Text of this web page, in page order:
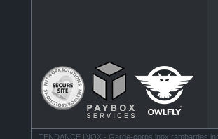
TENDANCE INOX - Garde-corps inox rambardes